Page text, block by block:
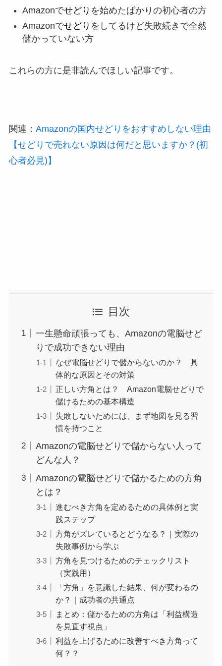
Amazonでせどり を始めたばかりの初心者の方
Amazonでせどり をしてるけど失敗続きで全然
儲かっていない方
これらの方に是非読んでほしい記事です。
関連： Amazonの国内せどりをおすすめしない理由
【せどりで売れない原因は何だと思いますか？(初
心者必見)】
目次
一生懸命頑張っても、Amazonの電脳せど
りで成功できない理由
なぜ電脳せどりで儲からないのか？ 具
体的な原因とその対策
正しい方角とは？ Amazon電脳せどりで
儲けるための基本構造
失敗しないためには、まず地図を見る習
慣を持つこと
Amazonの電脳せどりで儲からない人って
どんな人？
Amazonの電脳せどりで儲かるための方角
とは？
進むべき方角を定めるための具体例と実
践ステップ
方角がズレているとどうなる？｜実際の
失敗事例から学ぶ
方角を見つけるためのチェックリスト
（実践用）
「方角」を意識した結果、何が変わるの
か？｜成功者の共通点
まとめ：儲かるための方角は「利益構造
を見直す視点」
利益を上げるために改善すべき方角って
何？？